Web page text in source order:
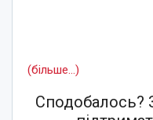
(більше…)
Сподобалось?